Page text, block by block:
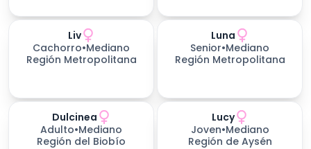
Liv
Cachorro•Mediano
Región Metropolitana
Luna
Senior•Mediano
Región Metropolitana
Dulcinea
Adulto•Mediano
Región del Biobío
Lucy
Joven•Mediano
Región de Aysén